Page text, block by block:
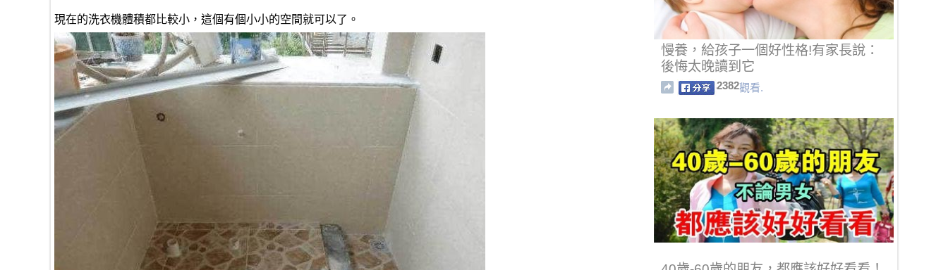
現在的洗衣機體積都比較小，這個有個小小的空間就可以了。
慢養，給孩子一個好性格!有家長說：
後悔太晚讀到它
2382觀看.